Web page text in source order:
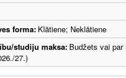
forma: Klātiene; Neklātiene
studiju maksa: Budžets vai
27.)